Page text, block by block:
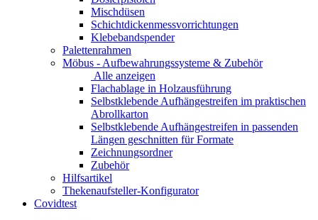
Mischdüsen
Schichtdickenmessvorrichtungen
Klebebandspender
Palettenrahmen
Möbus - Aufbewahrungssysteme & Zubehör
Alle anzeigen
Flachablage in Holzausführung
Selbstklebende Aufhängestreifen im praktischen
Abrollkarton
Selbstklebende Aufhängestreifen in passenden
Längen geschnitten für Formate
Zeichnungsordner
Zubehör
Hilfsartikel
Thekenaufsteller-Konfigurator
Covidtest